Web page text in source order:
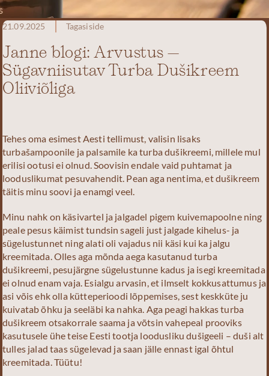
21.09.2025 Tagasiside
Janne blogi: Arvustus –
Sügavniisutav Turba Dušikreem
Oliiviõliga
Tehes oma esimest Aesti tellimust, valisin lisaks
turbašampoonile ja palsamile ka turba dušikreemi, millele mul
erilisi ootusi ei olnud. Soovisin endale vaid puhtamat ja
looduslikumat pesuvahendit. Pean aga nentima, et dušikreem
täitis minu soovi ja enamgi veel.
Minu nahk on käsivartel ja jalgadel pigem kuivemapoolne ning
peale pesus käimist tundsin sageli just jalgade kihelus- ja
sügelustunnet ning alati oli vajadus nii käsi kui ka jalgu
kreemitada. Olles aga mõnda aega kasutanud turba
dušikreemi, pesujärgne sügelustunne kadus ja isegi kreemitada
ei olnud enam vaja. Esialgu arvasin, et ilmselt kokkusattumus ja
asi võis ehk olla kütteperioodi lõppemises, sest keskküte ju
kuivatab õhku ja seeläbi ka nahka. Aga peagi hakkas turba
dušikreem otsakorrale saama ja võtsin vahepeal prooviks
kasutusele ühe teise Eesti tootja loodusliku dušigeeli – duši alt
tulles jalad taas sügelevad ja saan jälle ennast igal õhtul
kreemitada. Tüütu!